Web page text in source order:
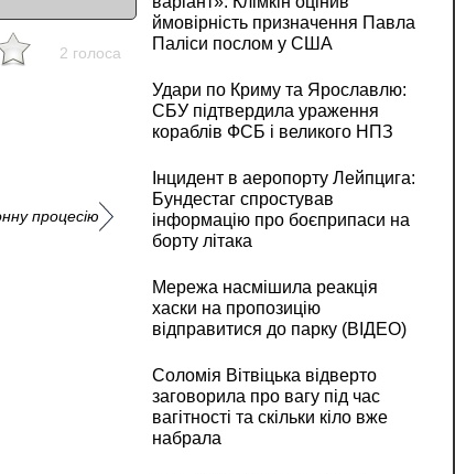
2 голоса
процесію
ймовірність призначення Павла
Паліси послом у США
Удари по Криму та Ярославлю:
СБУ підтвердила ураження
кораблів ФСБ і великого НПЗ
Інцидент в аеропорту Лейпцига:
Бундестаг спростував
інформацію про боєприпаси на
борту літака
Мережа насмішила реакція
хаски на пропозицію
відправитися до парку (ВІДЕО)
Соломія Вітвіцька відверто
заговорила про вагу під час
вагітності та скільки кіло вже
набрала